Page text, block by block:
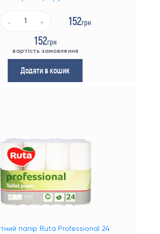
- + 152грн
152грн
вартість замовлення
Додати в кошик
папір Ruta Professional 24